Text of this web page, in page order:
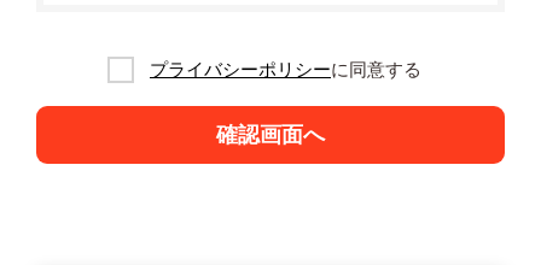
プライバシーポリシーに同意する
確認画面へ